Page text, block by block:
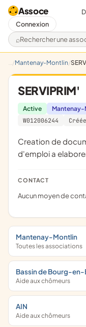
Assoce
Rechercher une
Connexion
Mantenay-Montlin
SERVIPRIM'
Active
W012006244
creation de documents et aider les demandeurs
d'emploi a
CONTACT
Aucun moyen de
Mantenay-Montlin
Toutes les associations
Bassin de Bourg-en-
Aide aux chômeurs
AIN
Aide aux chômeurs